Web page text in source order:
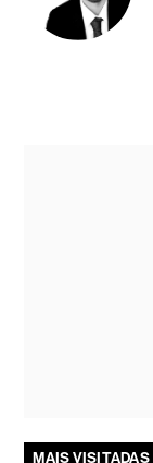
MAIS VISITADAS